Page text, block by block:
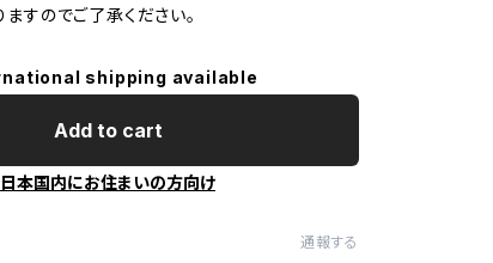
すのでご了承ください。
shipping available
Add to cart
日本国内にお住まいの方向け
通報する